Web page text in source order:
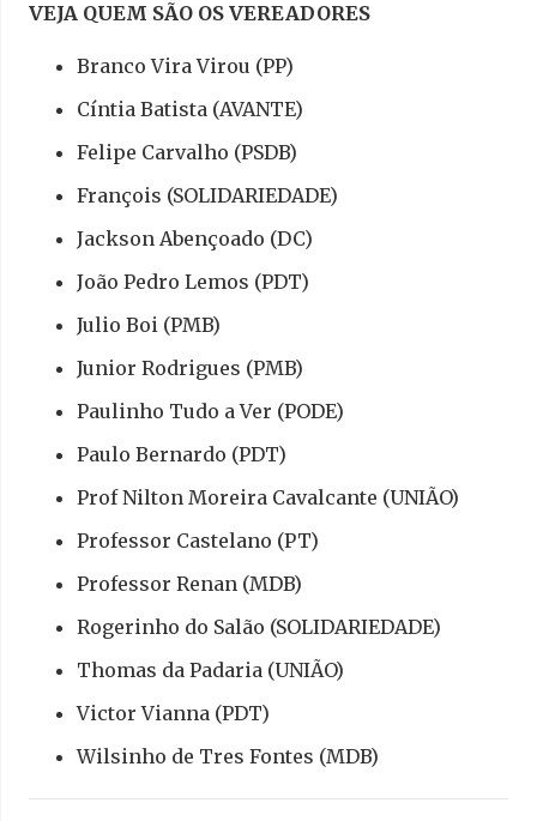
VEJA QUEM SÃO OS VEREADORES
Branco Vira Virou (PP)
Cíntia Batista (AVANTE)
Felipe Carvalho (PSDB)
François (SOLIDARIEDADE)
Jackson Abençoado (DC)
João Pedro Lemos (PDT)
Julio Boi (PMB)
Junior Rodrigues (PMB)
Paulinho Tudo a Ver (PODE)
Paulo Bernardo (PDT)
Prof Nilton Moreira Cavalcante (UNIÃO)
Professor Castelano (PT)
Professor Renan (MDB)
Rogerinho do Salão (SOLIDARIEDADE)
Thomas da Padaria (UNIÃO)
Victor Vianna (PDT)
Wilsinho de Tres Fontes (MDB)